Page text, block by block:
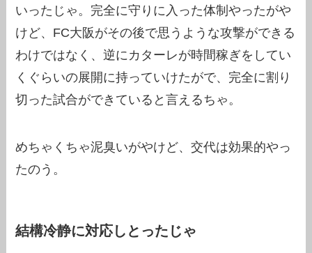
いったじゃ。完全に守りに入った体制やったがや
けど、FC大阪がその後で思うような攻撃ができる
わけではなく、逆にカターレが時間稼ぎをしてい
くぐらいの展開に持っていけたがで、完全に割り
切った試合ができていると言えるちゃ。
めちゃくちゃ泥臭いがやけど、交代は効果的やっ
たのう。
結構冷静に対応しとったじゃ